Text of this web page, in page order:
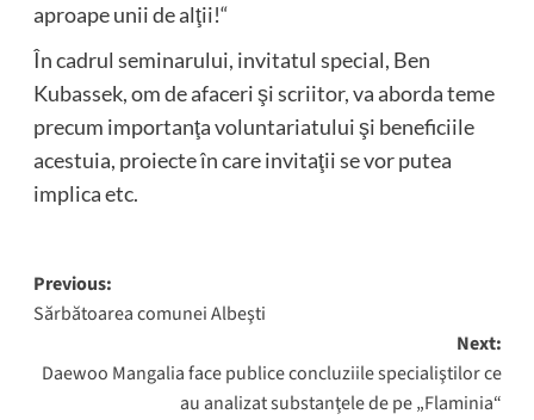
aproape unii de alţii!“
În cadrul seminarului, invitatul special, Ben
Kubassek, om de afaceri şi scriitor, va aborda teme
precum importanţa voluntariatului şi beneficiile
acestuia, proiecte în care invitaţii se vor putea
implica etc.
Post
navigation
Previous:
Sărbătoarea comunei Albeşti
Next:
Daewoo Mangalia face publice concluziile specialiştilor ce
au analizat substanţele de pe „Flaminia“